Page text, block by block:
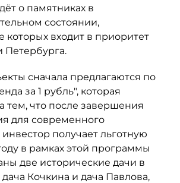
о памятниках в
состоянии,
которых входит в приоритет
Петербурга.
сначала предлагаются по
за 1 рубль", которая
тем, что после завершения
для современного
получает льготную
в рамках этой программы
две исторические дачи в
Кочкина и дача Павлова,